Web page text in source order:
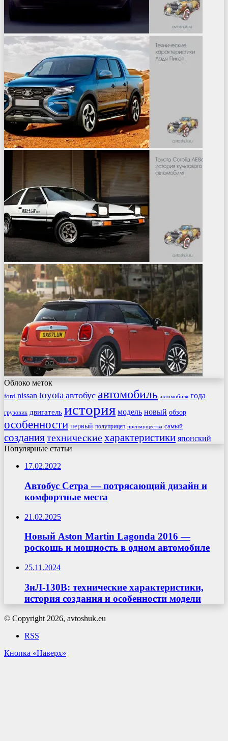
Облоко меток
ford nissan toyota автобус автомобиль автомобиля года
грузовик двигатель история модель новый обзор
особенности первый полуприцеп преимущества самый
созданиятехническиехарактеристики японский
Популярные статьи
17.02.2022
Автобус Сетра — потрясающий дизайн и
комфортные места
21.02.2025
Новый Aston Martin Lagonda 2016 —
роскошь и мощность в одном автомобиле
25.11.2024
ЗиЛ-130В: технические характеристики,
история создания и особенности модели
© Copyright 2026, avtoshuk.eu
RSS
Кнопка «Наверх»